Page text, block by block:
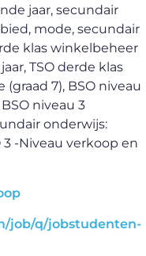
jaar, secundair
mode, secundair
klas winkelbeheer
TSO derde klas
7), BSO niveau
niveau 3
onderwijs:
-Niveau verkoop en
job/q/jobstudenten-